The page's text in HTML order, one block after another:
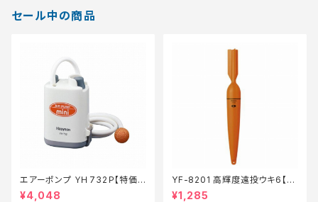
セール中の商品
エアーポンプ ＹＨ732Ｐ【特価
装備】【20】
¥4,048
YF-8201 高輝度遠投ウキ6【特
価仕掛】【20】
¥1,285